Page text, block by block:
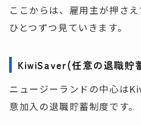
ここからは、雇用主が押さ
ひとつずつ見ていきます。
KiwiSaver(任意の退職貯
ニュージーランドの中心は
意加入の退職貯蓄制度です。